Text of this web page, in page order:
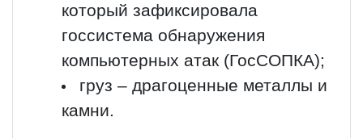
который зафиксировала
госсистема обнаружения
компьютерных атак (ГосСОПКА);
груз – драгоценные металлы и
камни.